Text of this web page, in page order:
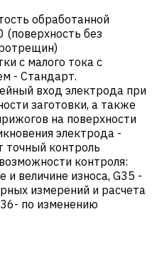
обработанной
(поверхность без
с малого тока с
- Стандарт.
вход электрода при
заготовки, а также
на поверхности
электрода -
точный контроль
контроля:
и величине износа, G35 -
измерений и расчета
по изменению